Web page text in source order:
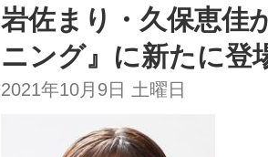
岩佐まり・久保恵佳
ニング』に新たに登
2021年10月9日 土曜日